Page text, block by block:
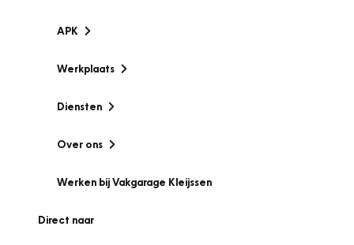
APK
Werkplaats
Diensten
Over ons
Werken bij Vakgarage Kleijssen
Direct naar